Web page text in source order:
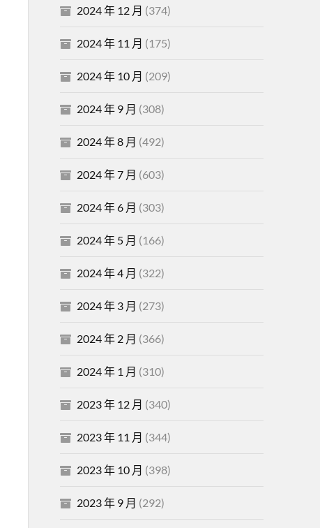
2024 年 12 月 (374)
2024 年 11 月 (175)
2024 年 10 月 (209)
2024 年 9 月 (308)
2024 年 8 月 (492)
2024 年 7 月 (603)
2024 年 6 月 (303)
2024 年 5 月 (166)
2024 年 4 月 (322)
2024 年 3 月 (273)
2024 年 2 月 (366)
2024 年 1 月 (310)
2023 年 12 月 (340)
2023 年 11 月 (344)
2023 年 10 月 (398)
2023 年 9 月 (292)